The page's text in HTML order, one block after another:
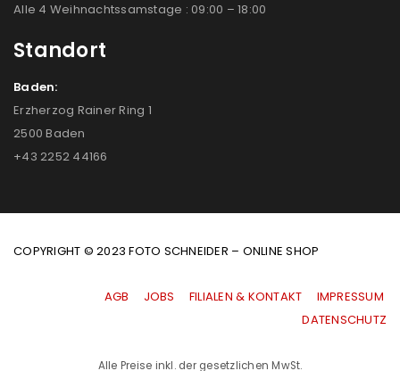
Alle 4 Weihnachtssamstage : 09:00 – 18:00
Standort
Baden:
Erzherzog Rainer Ring 1
2500 Baden
+43 2252 44166
COPYRIGHT © 2023 FOTO SCHNEIDER – ONLINE SHOP
AGB JOBS FILIALEN & KONTAKT
IMPRESSUM
|DATENSCHUTZ
Alle Preise inkl. der gesetzlichen MwSt.